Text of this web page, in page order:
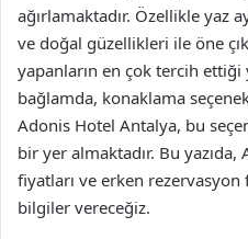
ağırlamaktadır. Özellikle yaz
ve doğal güzellikleri ile öne
yapanların en çok tercih
bağlamda, konaklama
Adonis Hotel Antalya, bu
bir yer almaktadır. Bu yazıda,
fiyatları ve erken rezervasyon
bilgiler vereceğiz.